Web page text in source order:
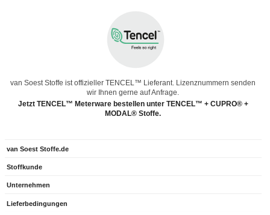
van Soest Stoffe ist offizieller TENCEL™ Lieferant. Lizenznummern senden
wir Ihnen gerne auf Anfrage.
Jetzt TENCEL™ Meterware bestellen unter TENCEL™ + CUPRO® +
MODAL® Stoffe.
van Soest Stoffe.de
Stoffkunde
Unternehmen
Lieferbedingungen